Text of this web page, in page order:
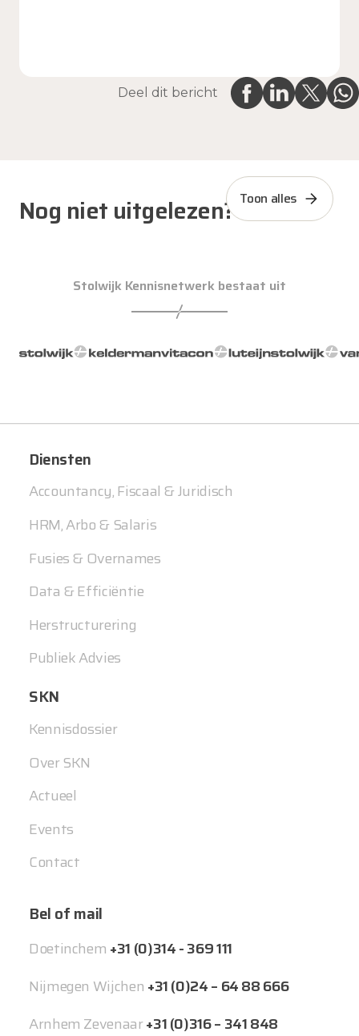
Deel dit bericht
Nog niet uitgelezen? Toon alles
Stolwijk Kennisnetwerk bestaat uit
Diensten
Accountancy, Fiscaal & Juridisch
HRM, Arbo & Salaris
Fusies & Overnames
Data & Efficiëntie
Herstructurering
Publiek Advies
SKN
Kennisdossier
Over SKN
Actueel
Events
Contact
Bel of mail
Doetinchem +31 (0)314 - 369 111
Nijmegen Wijchen +31 (0)24 – 64 88 666
Arnhem Zevenaar+31 (0)316 – 341 848